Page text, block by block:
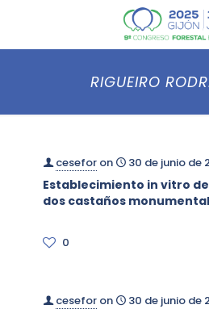
RIGUEIRO
cesefor on 30 de junio de
Establecimiento in vitro
dos castaños
0
cesefor on 30 de junio de